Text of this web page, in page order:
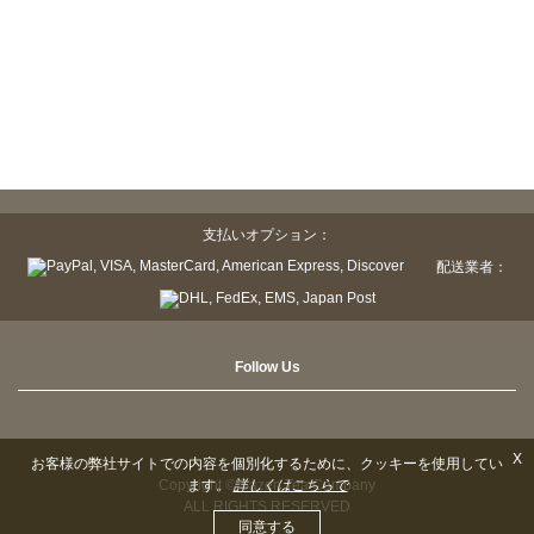
支払いオプション：
配送業者：
Follow Us
Copyright © Sazen Tea Company
ALL RIGHTS RESERVED
X
お客様の弊社サイトでの内容を個別化するために、クッキーを使用してい
ます。詳しくはこちらで
同意する